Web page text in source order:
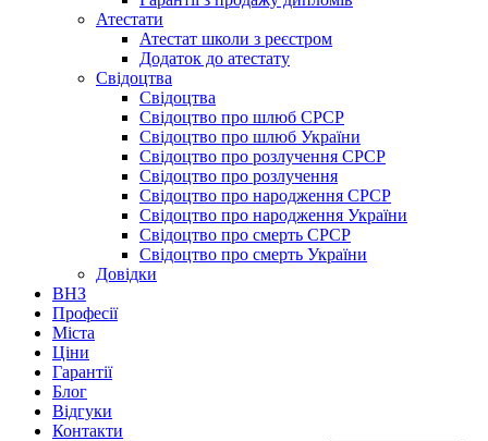
Атестати
Атестат школи з реєстром
Додаток до атестату
Свідоцтва
Свідоцтва
Свідоцтво про шлюб СРСР
Свідоцтво про шлюб України
Свідоцтво про розлучення СРСР
Свідоцтво про розлучення
Свідоцтво про народження СРСР
Свідоцтво про народження України
Свідоцтво про смерть СРСР
Свідоцтво про смерть України
Довідки
ВНЗ
Професії
Міста
Ціни
Гарантії
Блог
Відгуки
Контакти